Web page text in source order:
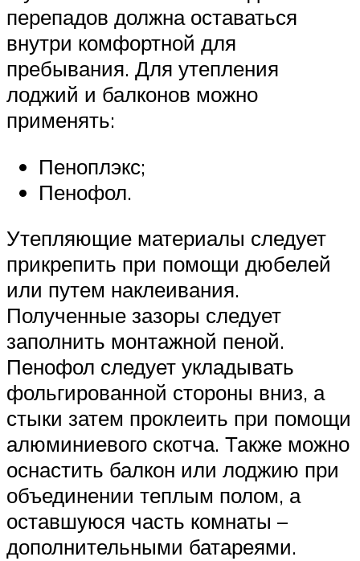
перепадов должна оставаться
внутри комфортной для
пребывания. Для утепления
лоджий и балконов можно
применять:
Пеноплэкс;
Пенофол.
Утепляющие материалы следует
прикрепить при помощи дюбелей
или путем наклеивания.
Полученные зазоры следует
заполнить монтажной пеной.
Пенофол следует укладывать
фольгированной стороны вниз, а
стыки затем проклеить при помощи
алюминиевого скотча. Также можно
оснастить балкон или лоджию при
объединении теплым полом, а
оставшуюся часть комнаты –
дополнительными батареями.